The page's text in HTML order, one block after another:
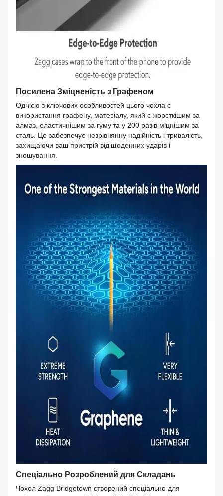
Посилена Зміцненість з Графеном
Однією з ключових особливостей цього чохла є
використання графену, матеріалу, який є жорсткішим за
алмаз, еластичнішим за гуму та у 200 разів міцнішим за
сталь. Це забезпечує незрівнянну надійність і тривалість,
захищаючи ваш пристрій від щоденних ударів і
зношування.
Спеціально Розроблений для Складань
Чохол Zagg Bridgetown створений спеціально для